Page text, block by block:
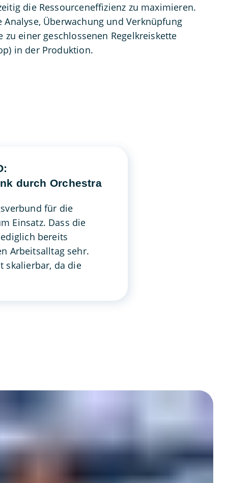
die Ressourceneffizienz zu maximieren.
Überwachung und Verknüpfung
zu einer geschlossenen Regelkreiskette
in der Produktion.
durch Orchestra
für die
Einsatz. Dass die
bereits
Arbeitsalltag sehr.
skalierbar, da die